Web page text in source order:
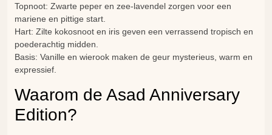
Topnoot: Zwarte peper en zee-lavendel zorgen voor een
mariene en pittige start.
Hart: Zilte kokosnoot en iris geven een verrassend tropisch en
poederachtig midden.
Basis: Vanille en wierook maken de geur mysterieus, warm en
expressief.
Waarom de Asad Anniversary
Edition?